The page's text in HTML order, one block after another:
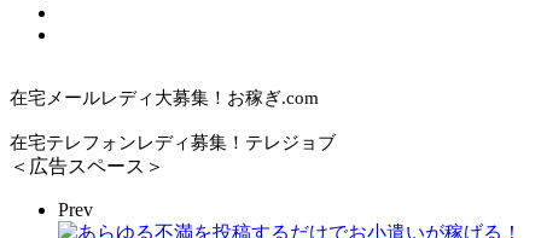
在宅メールレディ大募集！お稼ぎ.com
在宅テレフォンレディ募集！テレジョブ
＜広告スペース＞
Prev